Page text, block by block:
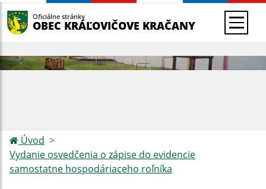
Oficiálne stránky
OBEC KRÁĽOVIČOVE KRAČANY
Úvod
Vydanie osvedčenia o zápise do evidencie
samostatne hospodáriaceho roľníka